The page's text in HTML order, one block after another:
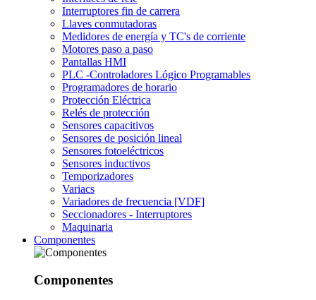
Interruptores fin de carrera
Llaves conmutadoras
Medidores de energía y TC's de corriente
Motores paso a paso
Pantallas HMI
PLC -Controladores Lógico Programables
Programadores de horario
Protección Eléctrica
Relés de protección
Sensores capacitivos
Sensores de posición lineal
Sensores fotoeléctricos
Sensores inductivos
Temporizadores
Variacs
Variadores de frecuencia [VDF]
Seccionadores - Interruptores
Maquinaria
Componentes
Componentes